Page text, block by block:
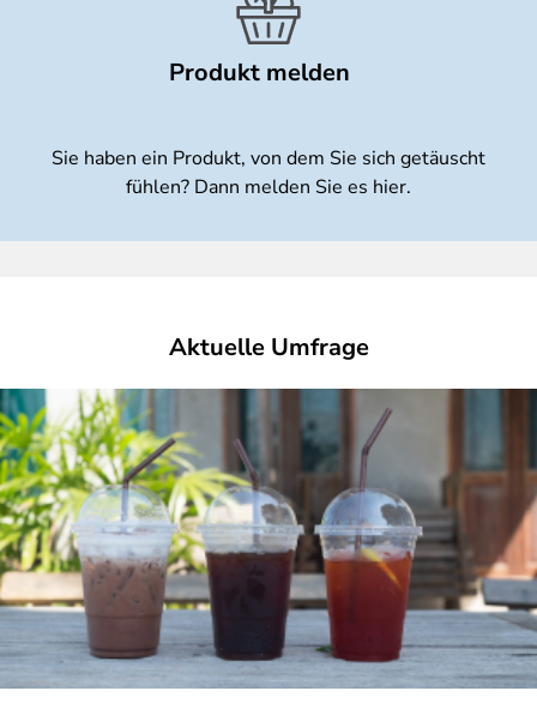
Produkt melden
Sie haben ein Produkt, von dem Sie sich getäuscht
fühlen? Dann melden Sie es hier.
Aktuelle Umfrage